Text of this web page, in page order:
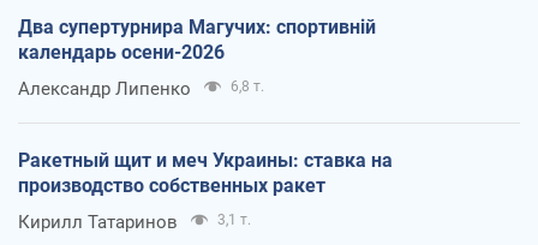
Два супертурнира Магучих: спортивній
календарь осени-2026
Александр Липенко 6,8 т.
Ракетный щит и меч Украины: ставка на
производство собственных ракет
Кирилл Татаринов 3,1 т.